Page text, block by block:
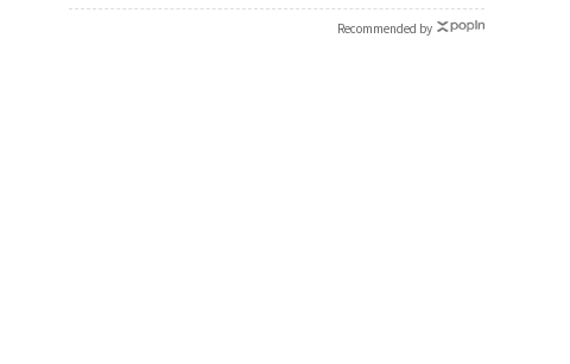
Recommended by